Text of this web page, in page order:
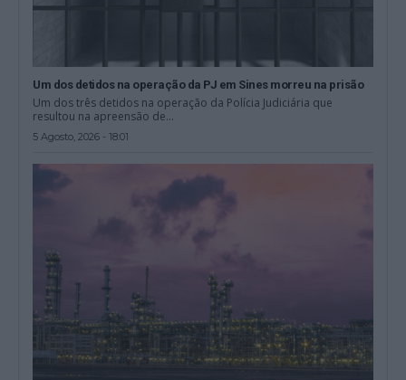
Um dos detidos na operação da PJ em Sines morreu na prisão
Um dos três detidos na operação da Polícia Judiciária que
resultou na apreensão de...
5 Agosto, 2026 - 18:01